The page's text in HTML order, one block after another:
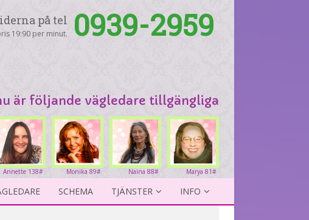
på tel
19:90 per minut. 0939-2959
är följande vägledare tillgängliga
Marya 81#
Naina 88#
Monika 89#
Annette 138#
SCHEMA TJÄNSTER INFO